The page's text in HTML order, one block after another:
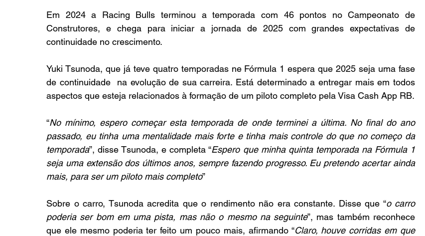
Em 2024 a Racing Bulls terminou a temporada com 46 pontos no Campeonato de
Construtores, e chega para iniciar a jornada de 2025 com grandes expectativas de
continuidade no crescimento.
Yuki Tsunoda, que já teve quatro temporadas ne Fórmula 1 espera que 2025 seja uma fase
de continuidade  na evolução de sua carreira. Está determinado a entregar mais em todos
aspectos que esteja relacionados à formação de um piloto completo pela Visa Cash App RB.
“No mínimo, espero começar esta temporada de onde terminei a última. No final do ano
passado, eu tinha uma mentalidade mais forte e tinha mais controle do que no começo da
temporada”, disse Tsunoda, e completa “Espero que minha quinta temporada na Fórmula 1
seja uma extensão dos últimos anos, sempre fazendo progresso. Eu pretendo acertar ainda
mais, para ser um piloto mais completo”
Sobre o carro, Tsunoda acredita que o rendimento não era constante. Disse que “o carro
poderia ser bom em uma pista, mas não o mesmo na seguinte”, mas também reconhece
que ele mesmo poderia ter feito um pouco mais, afirmando “Claro, houve corridas em que